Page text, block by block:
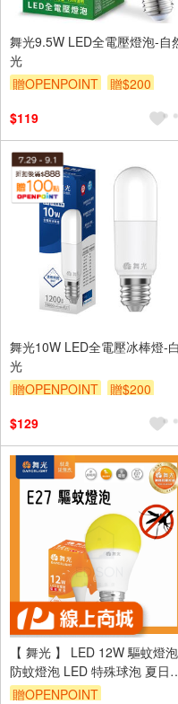
舞光9.5W LED全電壓燈泡-自
光
贈OPENPOINT
贈$200
$119
舞光10W LED全電壓冰棒燈-白
光
贈OPENPOINT
贈$200
$129
【 舞光 】 LED 12W 驅蚊燈泡
防蚊燈泡 LED 特殊球泡 夏日
品 驅蚊 防蚊 保固一年
贈OPENPOINT